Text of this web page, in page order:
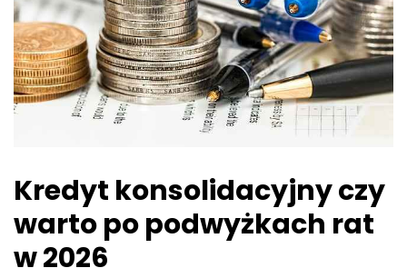
Kredyt konsolidacyjny czy
warto po podwyżkach rat
w 2026